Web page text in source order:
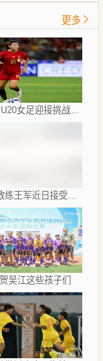
更多
两战遭遇惨败 U20女足迎接挑战，世界杯出线压力重重
吴江这些孩子们